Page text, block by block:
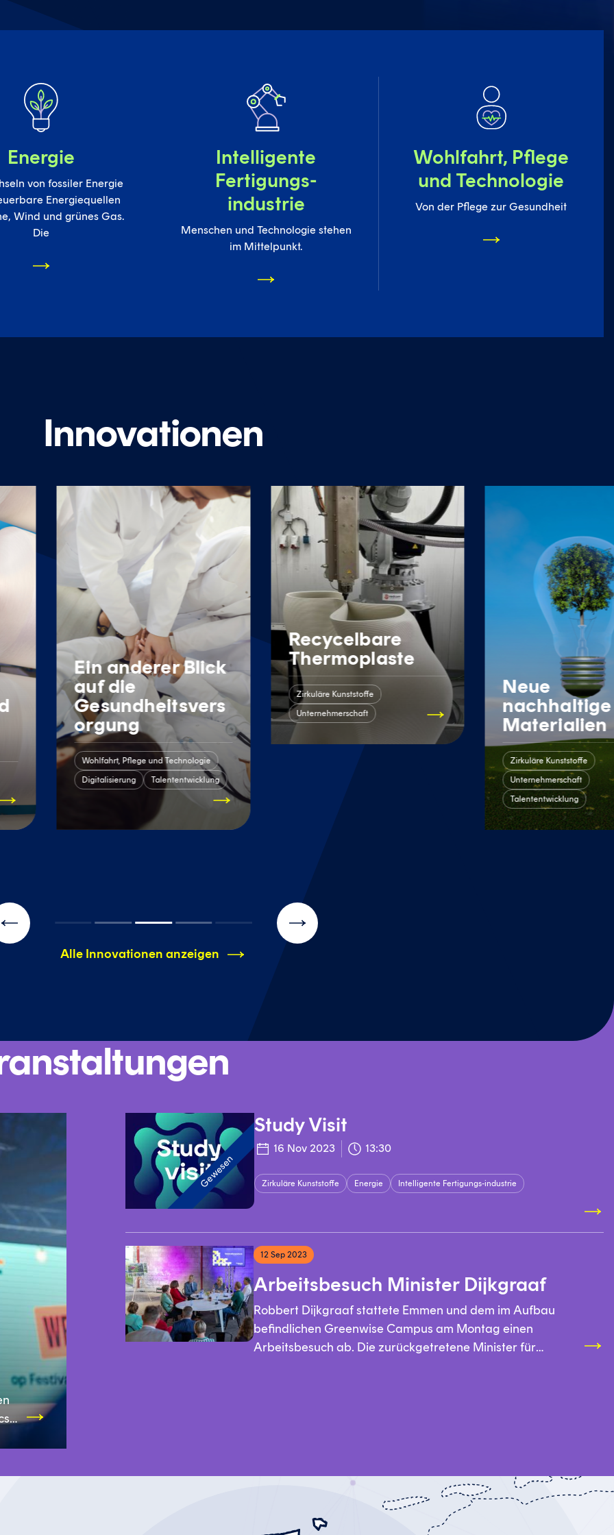
Energie
von fossiler Energie
Energiequellen
Wind und grünes Gas.
Die
Intelligente
Fertigungs-
industrie
Menschen und Technologie stehen
im Mittelpunkt.
Wohlfahrt, Pflege
und Technologie
Von der Pflege zur Gesundheit
Innovationen
Ein anderer Blick
auf die
Gesundheitsvers
orgung
Wohlfahrt, Pflege und Technologie
Digitalisierung
Talententwicklung
Recycelbare
Thermoplaste
Zirkuläre Kunststoffe
Unternehmerschaft
Neue
nachhaltige
Materialien
Zirkuläre Kunststoffe
Unternehmerschaft
Talententwicklung
Nächste
Alle Innovationen anzeigen
Gewesen
Study Visit
16 Nov 2023 13:30
Zirkuläre Kunststoffe Energie Intelligente Fertigungs-industrie
12 Sep 2023
Arbeitsbesuch Minister Dijkgraaf
Robbert Dijkgraaf stattete Emmen und dem im Aufbau
befindlichen Greenwise Campus am Montag einen
Arbeitsbesuch ab. Die zurückgetretene Minister für
NHL Stenden dem Minister einen Einblick in die